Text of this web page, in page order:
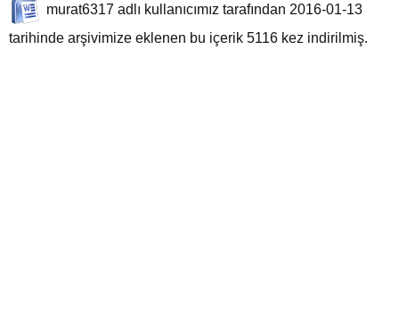
murat6317 adlı kullanıcımız tarafından 2016-01-13
tarihinde arşivimize eklenen bu içerik 5116 kez indirilmiş.